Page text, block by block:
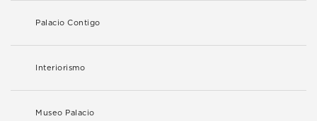
Palacio Contigo
Interiorismo
Museo Palacio